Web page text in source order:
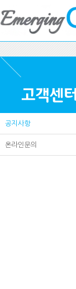
공지사항
온라인문의